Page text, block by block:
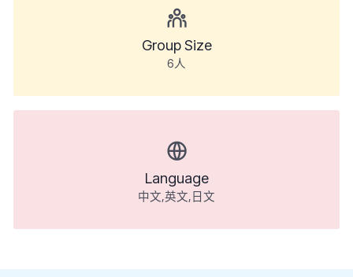
Group Size
6人
Language
中文,英文,日文